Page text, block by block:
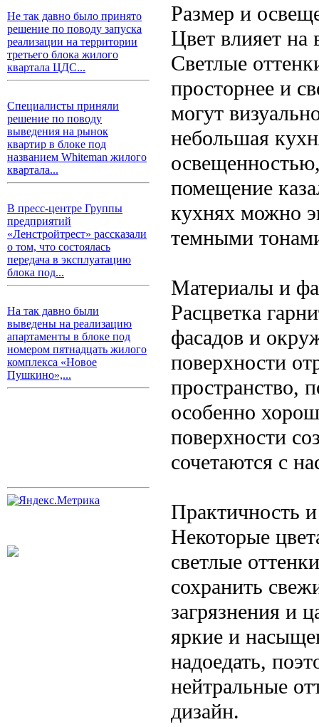
Не так давно было принято
решение по поводу запуска
реализации на территории
третьего блока жилого
квартала ЦДС...
Специалисты приняли
решение по поводу
выведения на рынок
квартир в блоке под
названием Whiteman жилого
квартала...
В пресс-центре Группы
предприятий
«Ленстройтрест» рассказали
о том, что состоялась
передача в эксплуатацию
блока под...
На так давно были
выведены на реализацию
апартаменты в блоке под
номером пятнадцать жилого
комплекса «Новое
Пушкино»,...
Размер и
Цвет влияет на
Светлые
просторнее и
могут
небольшая
помещение
кухнях можно
темными
Материалы и
Расцветка
фасадов и
поверхности
пространство,
особенно
поверхности
сочетаются с
Практичность
Некоторые
светлые
сохранить
загрязнения и
яркие и
надоедать,
нейтральные
дизайн.